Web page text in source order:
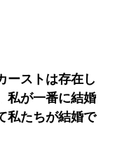
ーストは存在し
私が一番に結婚
私たちが結婚で